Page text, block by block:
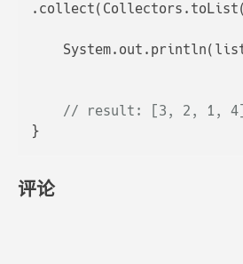
// result: [3, 2, 1, 4]
评论